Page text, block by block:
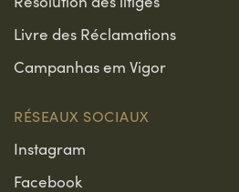
Livre des Réclamations
Campanhas em Vigor
RÉSEAUX SOCIAUX
Instagram
Facebook